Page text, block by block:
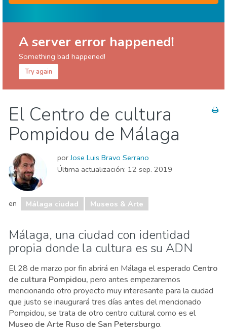
A server error happened!
Something bad happened!
Try again
Agenda de eventos
Comida & Restaurantes
Compras
Deporte & aventura
Dónde quedarse
Familia & niños
Naturaleza & aire libre
Playas
Vida nocturna & Bares
El Centro de cultura
Pompidou de Málaga
porJose Luis Bravo Serrano
Última actualización: 12 sep. 2019
en Málaga ciudad Museos & Arte
Málaga, una ciudad con identidad
propia donde la cultura es su ADN
El 28 de marzo por fin abrirá en Málaga el esperado Centro
de cultura Pompidou, pero antes empezaremos
mencionando otro proyecto muy interesante para la ciudad
que justo se inaugurará tres días antes del mencionado
Pompidou, se trata de otro centro cultural como es el
Museo de Arte Ruso de San Petersburgo.